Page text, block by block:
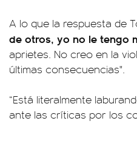
A lo que la respuesta de
de otros, yo no le tengo
aprietes. No creo en la
últimas consecuencias".
“Está literalmente
ante las críticas por los